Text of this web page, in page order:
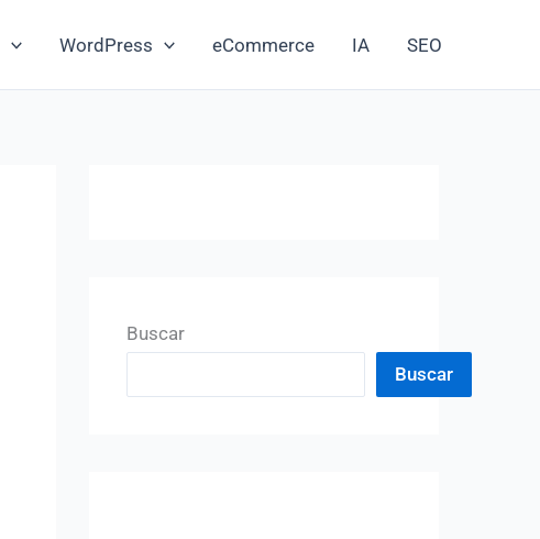
WordPress eCommerce IA SEO
Buscar
Buscar